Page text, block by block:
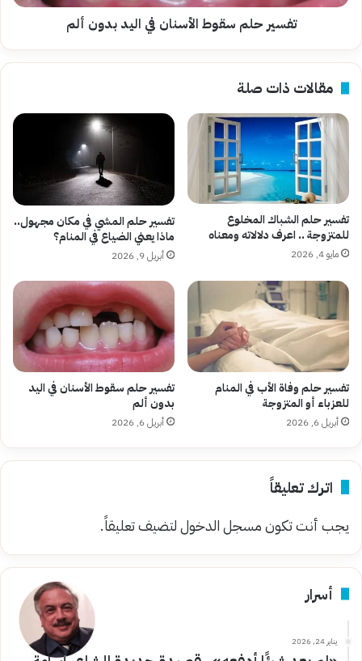
تفسير حلم سقوط الأسنان في اليد بدون ألم
مقالات ذات صلة
تفسير حلم الشباك المخلوع
للمتزوجة .. اعرف دلالاته ومعناه
مايو 4, 2026
تفسير حلم المشي في مكان مجهول..
ماذا يعني الضياع في المنام؟
أبريل 9, 2026
تفسير حلم وفاة الأب في المنام
للعزباء أو المتزوجة
أبريل 6, 2026
تفسير حلم سقوط الأسنان في اليد
بدون ألم
أبريل 6, 2026
اترك تعليقاً
يجب أنت تكونمسجل الدخوللتضيف تعليقاً.
أسرار
يناير 24, 2026